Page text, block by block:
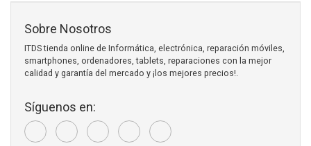
Sobre Nosotros
ITDS tienda online de Informática, electrónica, reparación móviles,
smartphones, ordenadores, tablets, reparaciones con la mejor
calidad y garantía del mercado y ¡los mejores precios!.
Síguenos en: